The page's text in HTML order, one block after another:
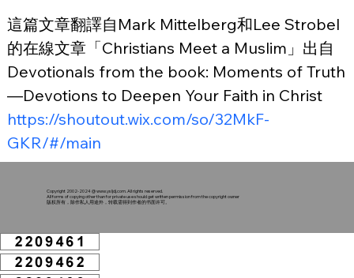
這篇文章翻譯自Mark Mittelberg和Lee Strobel
的在線文章「Christians Meet a Muslim」出自
Devotionals from the book: Moments of Truth
—Devotions to Deepen Your Faith in Christ
https://shoutout.wix.com/so/32MkF-
GKR/#/main
Copyright 2002-2024 @www.ysljdj.com. All rights reserved.
All forms of copying other than for private use should get written permission from the copyright owner
版权所有，除作私人用途外，转载需得到作者的书面许可。